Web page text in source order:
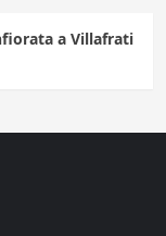
a Villafrati